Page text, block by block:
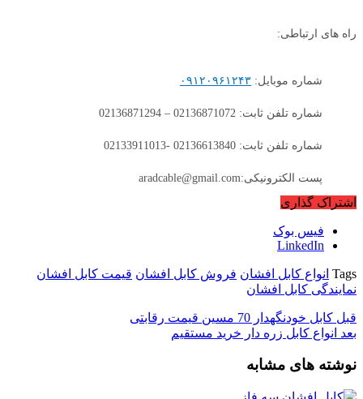
راه های ارتباطی:
شماره موبایل: ۰۹۱۲۰۹۶۱۲۴۳
شماره تلفن ثابت: 02136871072 – 02136871294
شماره تلفن ثابت: 02136613840 -02133911013
پست الکترونیکی:aradcable@gmail.com
اشتراک گذاری
فیس بوک
LinkedIn
Tags انواع کابل افشان فروش کابل افشان قیمت کابل افشان
نمایندگی کابل افشان
قبل کابل خودنگهدار 70 مسین قیمت رقابتی
بعد انواع کابل زره دار خرید مستقیم
نوشته های مشابه